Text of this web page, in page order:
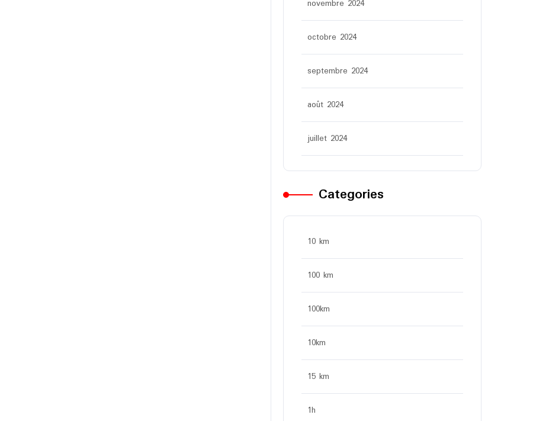
novembre 2024
octobre 2024
septembre 2024
août 2024
juillet 2024
Categories
10 km
100 km
100km
10km
15 km
1h